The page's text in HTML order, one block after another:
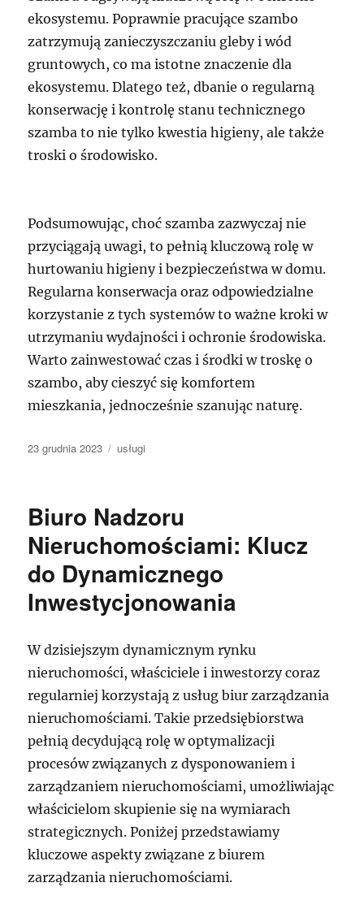
ekosystemu. Poprawnie pracujące szambo
zatrzymują zanieczyszczaniu gleby i wód
gruntowych, co ma istotne znaczenie dla
ekosystemu. Dlatego też, dbanie o regularną
konserwację i kontrolę stanu technicznego
szamba to nie tylko kwestia higieny, ale także
troski o środowisko.
Podsumowując, choć szamba zazwyczaj nie
przyciągają uwagi, to pełnią kluczową rolę w
hurtowaniu higieny i bezpieczeństwa w domu.
Regularna konserwacja oraz odpowiedzialne
korzystanie z tych systemów to ważne kroki w
utrzymaniu wydajności i ochronie środowiska.
Warto zainwestować czas i środki w troskę o
szambo, aby cieszyć się komfortem
mieszkania, jednocześnie szanując naturę.
Data
23 grudnia 2023 Kategorie
usługi
Biuro Nadzoru
Nieruchomościami: Klucz
do Dynamicznego
Inwestycjonowania
W dzisiejszym dynamicznym rynku
nieruchomości, właściciele i inwestorzy coraz
regularniej korzystają z usług biur zarządzania
nieruchomościami. Takie przedsiębiorstwa
pełnią decydującą rolę w optymalizacji
procesów związanych z dysponowaniem i
zarządzaniem nieruchomościami, umożliwiając
właścicielom skupienie się na wymiarach
strategicznych. Poniżej przedstawiamy
kluczowe aspekty związane z biurem
zarządzania nieruchomościami.